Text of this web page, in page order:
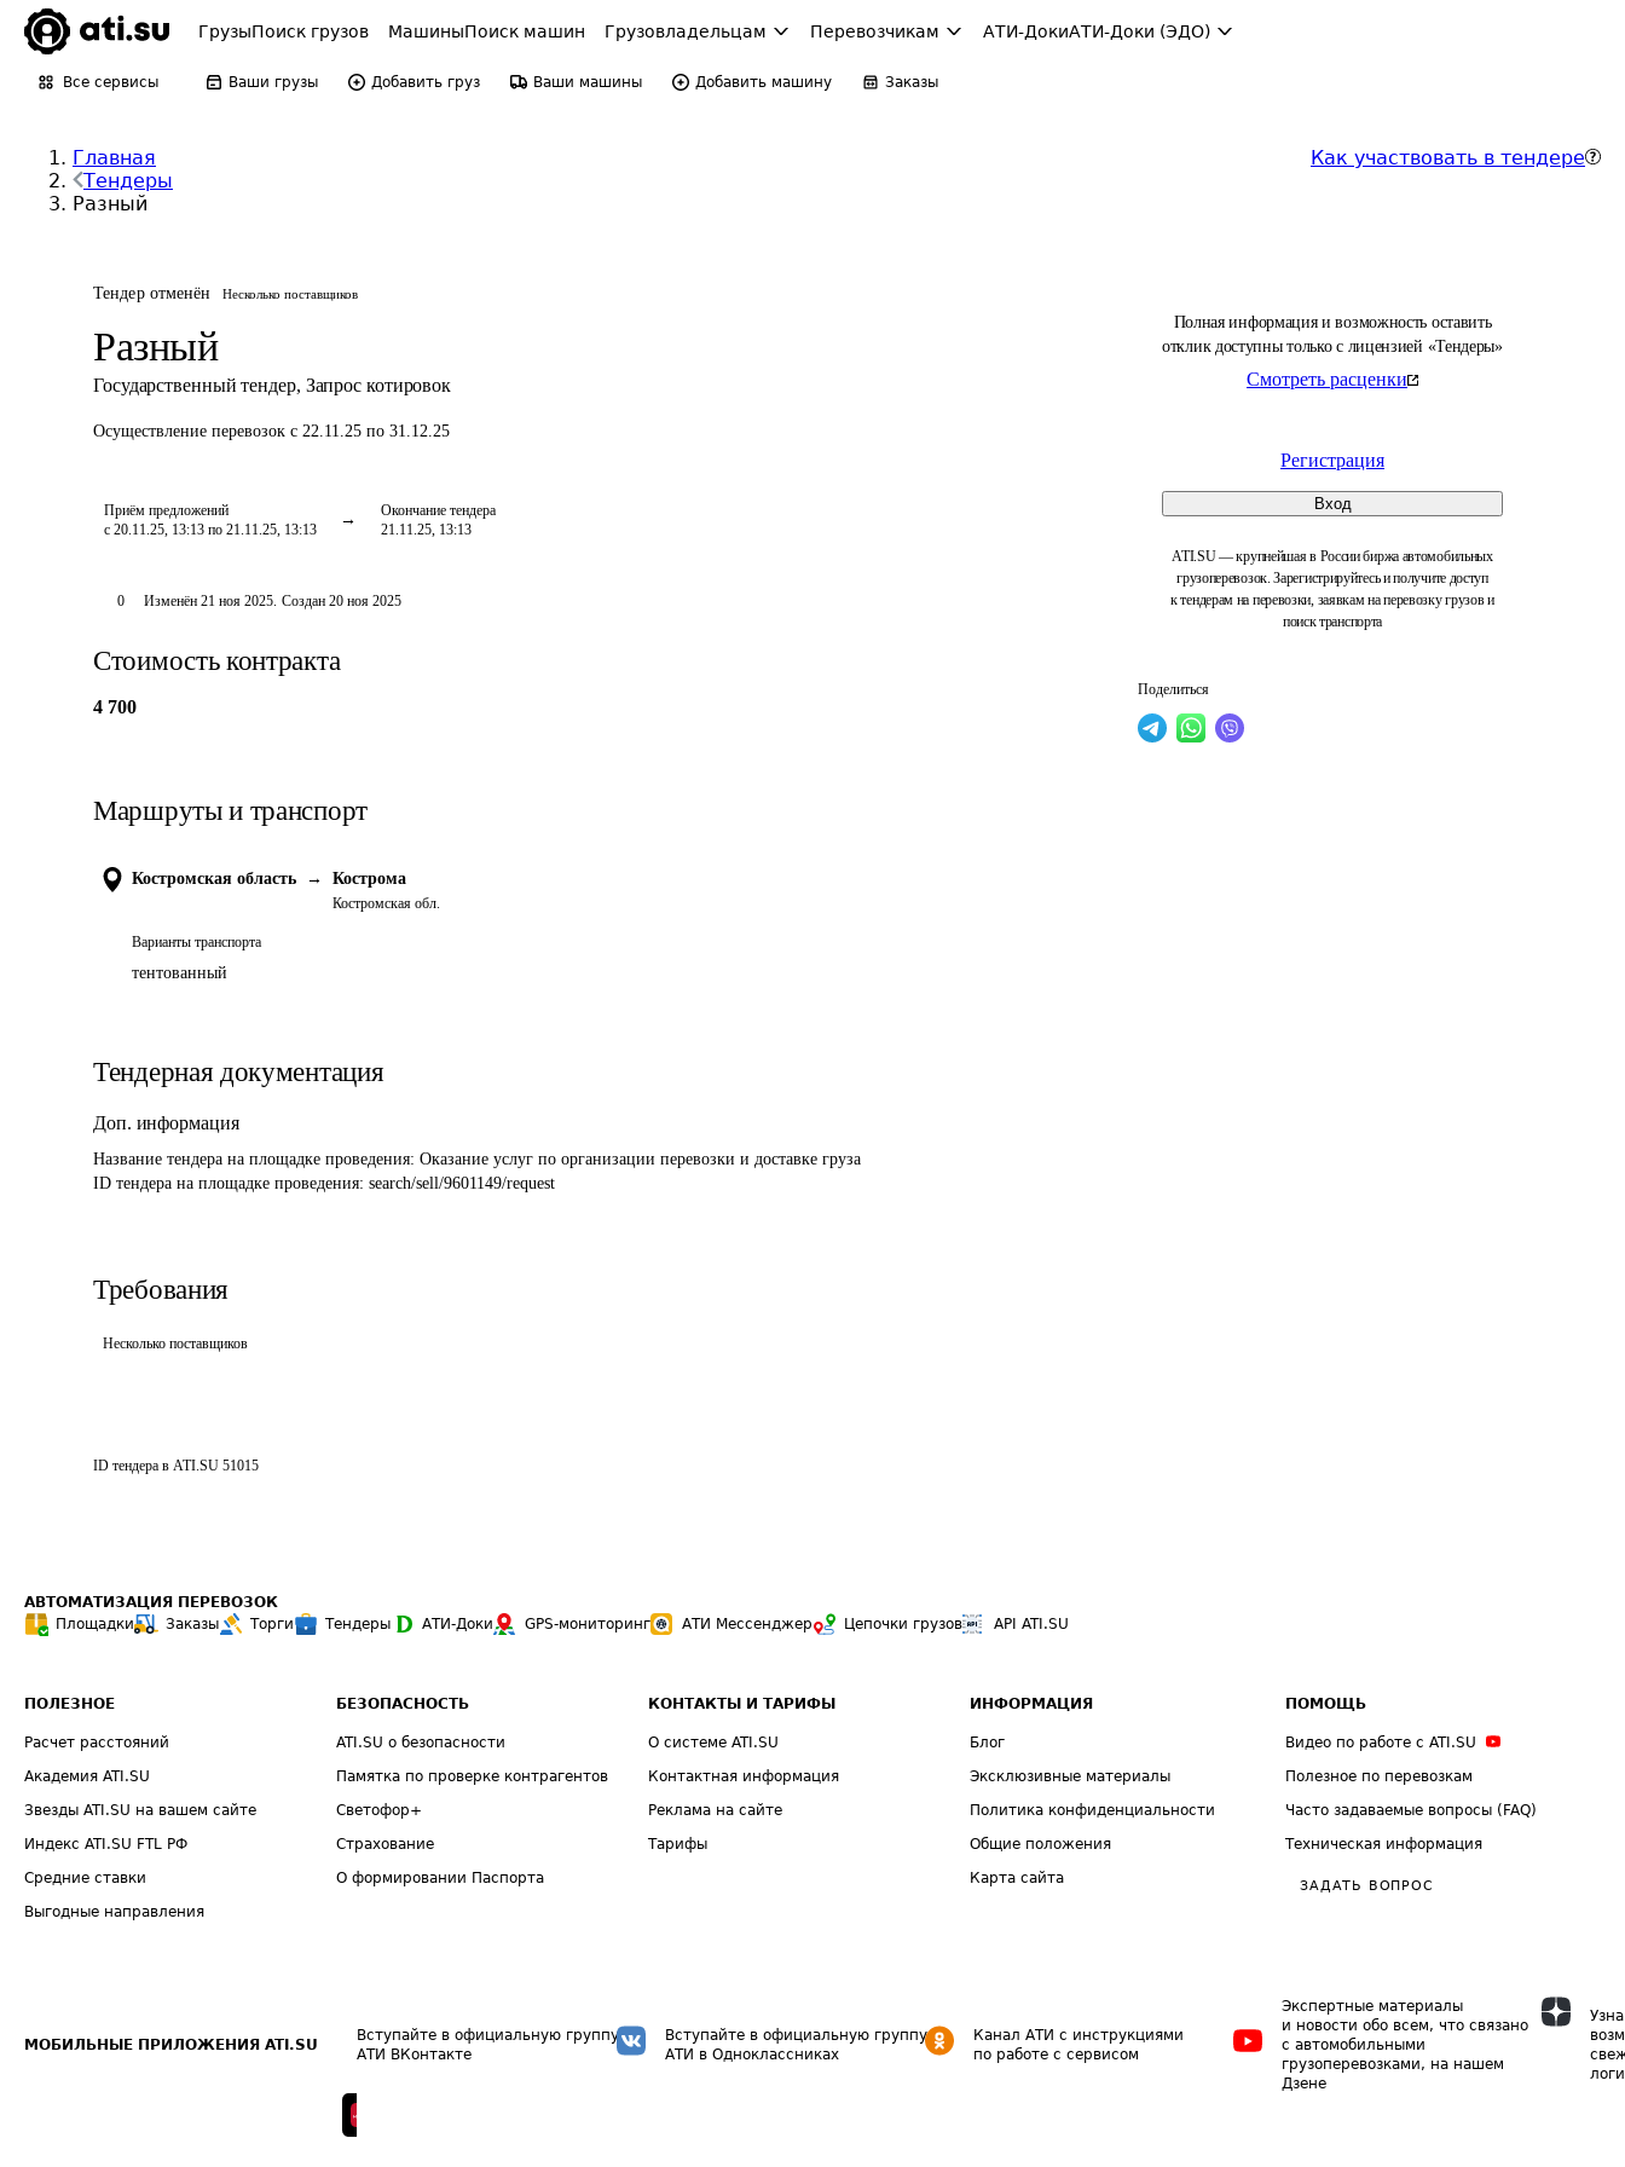
ГрузыПоиск грузов МашиныПоиск машин Грузовладельцам Перевозчикам АТИ-ДокиАТИ-Доки (ЭДО)
Все сервисы Ваши грузы Добавить груз Ваши машины Добавить машину Заказы
Главная
Тендеры
Разный
Как участвовать в тендере
Тендер отменён Несколько поставщиков
Разный
Государственный тендер, Запрос котировок
Осуществление перевозок с 22.11.25 по 31.12.25
Приём предложений
с 20.11.25, 13:13 по 21.11.25, 13:13
Окончание тендера
21.11.25, 13:13
Полная информация и возможность оставить
отклик доступны только с лицензией «Тендеры»
Смотреть расценки
Регистрация
Вход
ATI.SU — крупнейшая в России биржа автомобильных
грузоперевозок. Зарегистрируйтесь и получите доступ
к тендерам на перевозки, заявкам на перевозку грузов и
поиск транспорта
Поделиться
0 Изменён 21 ноя 2025. Создан 20 ноя 2025
Стоимость контракта
4 700
Маршруты и транспорт
Костромская область → Кострома
Костромская обл.
Варианты транспорта
тентованный
Тендерная документация
Доп. информация
Название тендера на площадке проведения: Оказание услуг по организации перевозки и доставке груза
ID тендера на площадке проведения: search/sell/9601149/request
Требования
Несколько поставщиков
ID тендера в ATI.SU 51015
АВТОМАТИЗАЦИЯ ПЕРЕВОЗОК
Площадки
Заказы Торги Тендеры АТИ-Доки GPS-мониторинг АТИ Мессенджер Цепочки грузов API ATI.SU
ПОЛЕЗНОЕ
Расчет расстояний
Академия ATI.SU
Звезды ATI.SU на вашем сайте
Индекс ATI.SU FTL РФ
Средние ставки
Выгодные направления
БЕЗОПАСНОСТЬ
ATI.SU о безопасности
Памятка по проверке контрагентов
Светофор+
Страхование
О формировании Паспорта
КОНТАКТЫ И ТАРИФЫ
О системе ATI.SU
Контактная информация
Реклама на сайте
Тарифы
ИНФОРМАЦИЯ
Блог
Эксклюзивные материалы
Политика конфиденциальности
Общие положения
Карта сайта
ПОМОЩЬ
Видео по работе с ATI.SU
Полезное по перевозкам
Часто задаваемые вопросы (FAQ)
Техническая информация
ЗАДАТЬ ВОПРОС
МОБИЛЬНЫЕ ПРИЛОЖЕНИЯ ATI.SU
Вступайте в официальную группу
АТИ ВКонтакте
Вступайте в официальную группу
АТИ в Одноклассниках
Канал АТИ с инструкциями
по работе с сервисом
Экспертные материалы
и новости обо всем, что связано
с автомобильными
грузоперевозками, на нашем
Дзене